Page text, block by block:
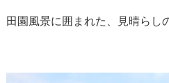
田園風景に囲まれた、見晴らし